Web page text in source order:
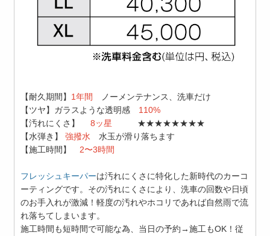
【耐久期間】 1年間
ノーメンテナンス、洗車だけ
【ツヤ】ガラスような透明感 110%
【汚れにくさ】
8ッ星
★★★★★★★★
【水弾き】
強撥水 水玉が滑り落ちます
【施工時間】 2〜3時間
フレッシュキーパーは汚れにくさに特化した新時代のカーコ
ーティングです。その汚れにくさにより、洗車の回数や日頃
のお手入れが激減！軽度の汚れやホコリであれば自然雨で流
れ落ちてしまいます。
施工時間も短時間で可能な為、当日の予約→施工もOK！従